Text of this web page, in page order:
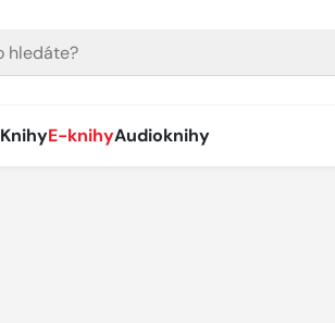
KnihyE-knihyAudioknihy